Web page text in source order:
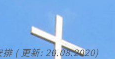
排 ( 更新: 20.08.2020)